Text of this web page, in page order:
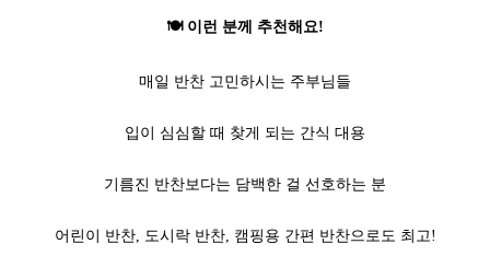
🍽️ 이런 분께 추천해요!
매일 반찬 고민하시는 주부님들
입이 심심할 때 찾게 되는 간식 대용
기름진 반찬보다는 담백한 걸 선호하는 분
어린이 반찬, 도시락 반찬, 캠핑용 간편 반찬으로도 최고!